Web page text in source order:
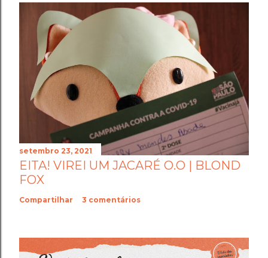
setembro 23, 2021
EITA! VIREI UM JACARÉ O.O | BLOND
FOX
Compartilhar 3 comentários